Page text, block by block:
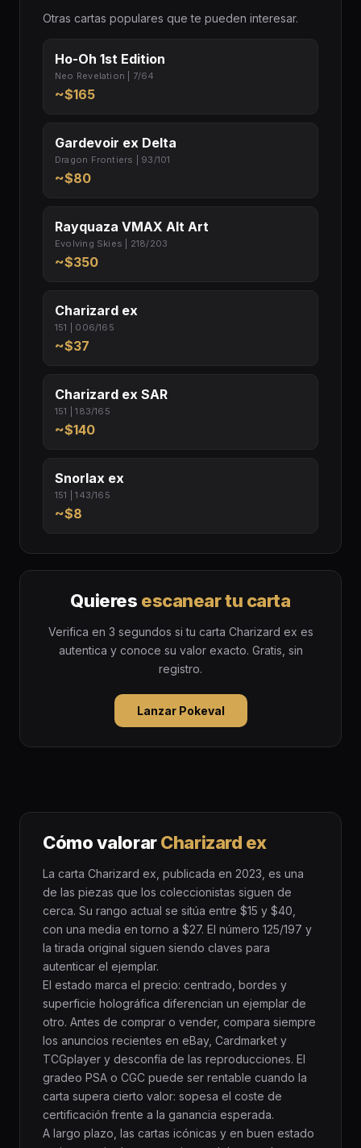
Otras cartas populares que te pueden interesar.
Ho-Oh 1st Edition
Neo Revelation | 7/64
~$165
Gardevoir ex Delta
Dragon Frontiers | 93/101
~$80
Rayquaza VMAX Alt Art
Evolving Skies | 218/203
~$350
Charizard ex
151 | 006/165
~$37
Charizard ex SAR
151 | 183/165
~$140
Snorlax ex
151 | 143/165
~$8
Quieres escanear tu carta
Verifica en 3 segundos si tu carta Charizard ex es
autentica y conoce su valor exacto. Gratis, sin
registro.
Lanzar Pokeval
Cómo valorarCharizard ex
La carta Charizard ex, publicada en 2023, es una
de las piezas que los coleccionistas siguen de
cerca. Su rango actual se sitúa entre $15 y $40,
con una media en torno a $27. El número 125/197 y
la tirada original siguen siendo claves para
autenticar el ejemplar.
El estado marca el precio: centrado, bordes y
superficie holográfica diferencian un ejemplar de
otro. Antes de comprar o vender, compara siempre
los anuncios recientes en eBay, Cardmarket y
TCGplayer y desconfía de las reproducciones. El
gradeo PSA o CGC puede ser rentable cuando la
carta supera cierto valor: sopesa el coste de
certificación frente a la ganancia esperada.
A largo plazo, las cartas icónicas y en buen estado